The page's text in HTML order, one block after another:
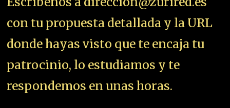
con tu propuesta detallada y la URL
donde hayas visto que te encaja tu
patrocinio, lo estudiamos y te
respondemos en unas horas.